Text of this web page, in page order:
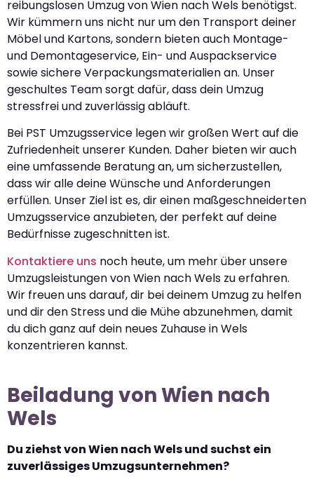
reibungslosen Umzug von Wien nach Wels benötigst.
Wir kümmern uns nicht nur um den Transport deiner
Möbel und Kartons, sondern bieten auch Montage-
und Demontageservice, Ein- und Auspackservice
sowie sichere Verpackungsmaterialien an. Unser
geschultes Team sorgt dafür, dass dein Umzug
stressfrei und zuverlässig abläuft.
Bei PST Umzugsservice legen wir großen Wert auf die
Zufriedenheit unserer Kunden. Daher bieten wir auch
eine umfassende Beratung an, um sicherzustellen,
dass wir alle deine Wünsche und Anforderungen
erfüllen. Unser Ziel ist es, dir einen maßgeschneiderten
Umzugsservice anzubieten, der perfekt auf deine
Bedürfnisse zugeschnitten ist.
Kontaktiere uns noch heute, um mehr über unsere
Umzugsleistungen von Wien nach Wels zu erfahren.
Wir freuen uns darauf, dir bei deinem Umzug zu helfen
und dir den Stress und die Mühe abzunehmen, damit
du dich ganz auf dein neues Zuhause in Wels
konzentrieren kannst.
Beiladung von Wien nach
Wels
Du ziehst von Wien nach Wels und suchst ein
zuverlässiges Umzugsunternehmen?